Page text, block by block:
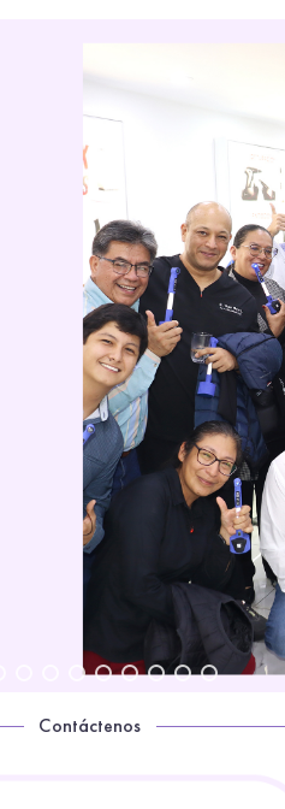
Contáctenos